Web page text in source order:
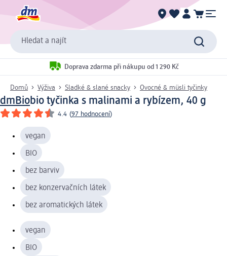
Hledat a najít
Doprava zdarma při nákupu od 1 290 Kč
Domů Výživa Sladké & slané snacky Ovocné & müsli tyčinky
dmBiobio tyčinka s malinami a rybízem, 40 g
4.4 (97 hodnocení)
vegan
BIO
bez barviv
bez konzervačních látek
bez aromatických látek
vegan
BIO